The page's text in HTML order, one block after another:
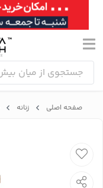
صفحه اصلی زنانه